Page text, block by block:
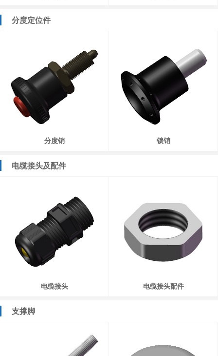
分度定位件
分度销 锁销
电缆接头及配件
电缆接头 电缆接头配件
支撑脚